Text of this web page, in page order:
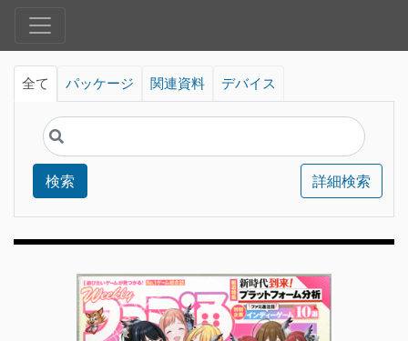
全て パッケージ 関連資料 デバイス
検索 詳細検索